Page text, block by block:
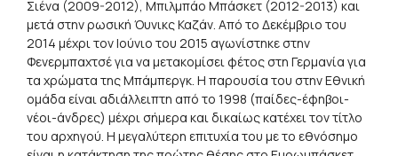
Σιένα (2009-2012), Μπιλμπάο Μπάσκετ (2012-2013) και
μετά στην ρωσική Όυνικς Καζάν. Από το Δεκέμβριο του
2014 μέχρι τον Ιούνιο του 2015 αγωνίστηκε στην
Φενερμπαχτσέ για να μετακομίσει φέτος στη Γερμανία για
τα χρώματα της Μπάμπεργκ. Η παρουσία του στην Εθνική
ομάδα είναι αδιάλλειπτη από το 1998 (παίδες-έφηβοι-
νέοι-άνδρες) μέχρι σήμερα και δικαίως κατέχει τον τίτλο
του αρχηγού. Η μεγαλύτερη επιτυχία του με το εθνόσημο